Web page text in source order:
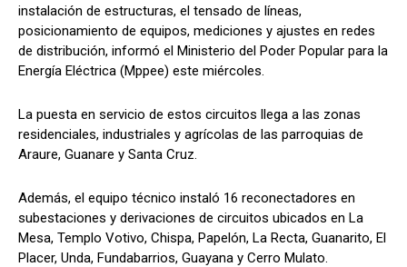
instalación de estructuras, el tensado de líneas,
posicionamiento de equipos, mediciones y ajustes en redes
de distribución, informó el Ministerio del Poder Popular para la
Energía Eléctrica (Mppee) este miércoles.
La puesta en servicio de estos circuitos llega a las zonas
residenciales, industriales y agrícolas de las parroquias de
Araure, Guanare y Santa Cruz.
Además, el equipo técnico instaló 16 reconectadores en
subestaciones y derivaciones de circuitos ubicados en La
Mesa, Templo Votivo, Chispa, Papelón, La Recta, Guanarito, El
Placer, Unda, Fundabarrios, Guayana y Cerro Mulato.